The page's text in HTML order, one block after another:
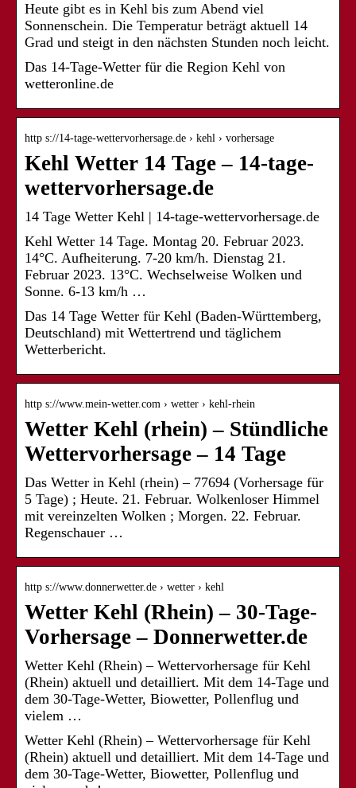
Heute gibt es in Kehl bis zum Abend viel
Sonnenschein. Die Temperatur beträgt aktuell 14
Grad und steigt in den nächsten Stunden noch leicht.
Das 14-Tage-Wetter für die Region Kehl von
wetteronline.de
http s://14-tage-wettervorhersage.de › kehl › vorhersage
Kehl Wetter 14 Tage – 14-tage-
wettervorhersage.de
14 Tage Wetter Kehl | 14-tage-wettervorhersage.de
Kehl Wetter 14 Tage. Montag 20. Februar 2023.
14°C. Aufheiterung. 7-20 km/h. Dienstag 21.
Februar 2023. 13°C. Wechselweise Wolken und
Sonne. 6-13 km/h …
Das 14 Tage Wetter für Kehl (Baden-Württemberg,
Deutschland) mit Wettertrend und täglichem
Wetterbericht.
http s://www.mein-wetter.com › wetter › kehl-rhein
Wetter Kehl (rhein) – Stündliche
Wettervorhersage – 14 Tage
Das Wetter in Kehl (rhein) – 77694 (Vorhersage für
5 Tage) ; Heute. 21. Februar. Wolkenloser Himmel
mit vereinzelten Wolken ; Morgen. 22. Februar.
Regenschauer …
http s://www.donnerwetter.de › wetter › kehl
Wetter Kehl (Rhein) – 30-Tage-
Vorhersage – Donnerwetter.de
Wetter Kehl (Rhein) – Wettervorhersage für Kehl
(Rhein) aktuell und detailliert. Mit dem 14-Tage und
dem 30-Tage-Wetter, Biowetter, Pollenflug und
vielem …
Wetter Kehl (Rhein) – Wettervorhersage für Kehl
(Rhein) aktuell und detailliert. Mit dem 14-Tage und
dem 30-Tage-Wetter, Biowetter, Pollenflug und